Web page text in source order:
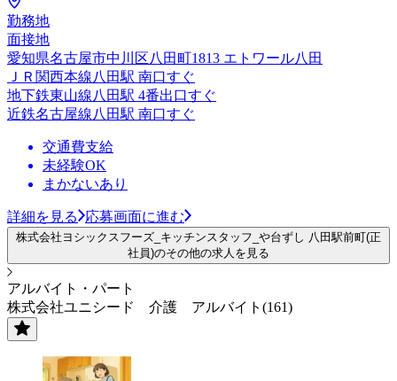
勤務地
面接地
愛知県名古屋市中川区八田町1813 エトワール八田
ＪＲ関西本線八田駅 南口すぐ
地下鉄東山線八田駅 4番出口すぐ
近鉄名古屋線八田駅 南口すぐ
交通費支給
未経験OK
まかないあり
詳細を見る 応募画面に進む
株式会社ヨシックスフーズ_キッチンスタッフ_や台ずし 八田駅前町(正
社員)のその他の求人を見る
アルバイト・パート
株式会社ユニシード 介護 アルバイト(161)